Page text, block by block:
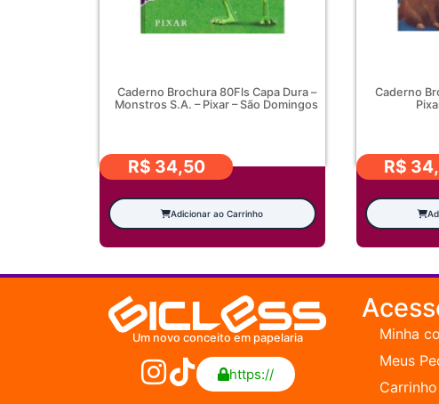
Caderno Brochura 80Fls Capa Dura –
Monstros S.A. – Pixar – São Domingos
R$ 34,50
Adicionar ao Carrinho
Caderno
R$
Um novo conceito em papelaria
https://
Minha
Meus
Carrinho